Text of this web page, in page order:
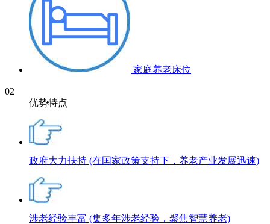
家庭养老床位
02
优势特点
政府大力扶持 (在国家政策支持下，养老产业发展迅速)
涉老经验丰富 (集多年涉老经验，聚焦智慧养老)